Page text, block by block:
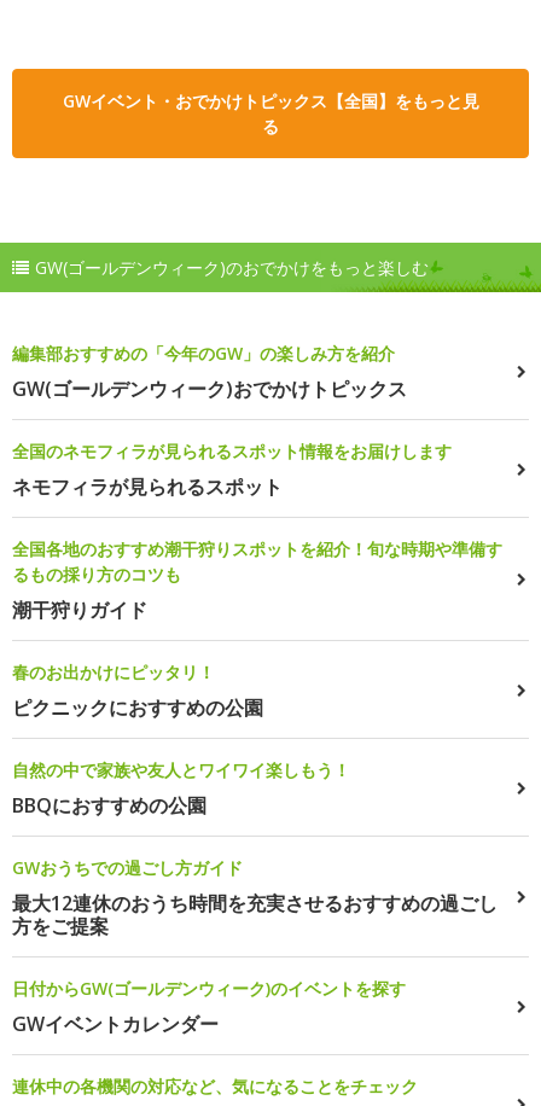
GWイベント・おでかけトピックス【全国】をもっと見
る
GW(ゴールデンウィーク)のおでかけをもっと楽しむ
編集部おすすめの「今年のGW」の楽しみ方を紹介
GW(ゴールデンウィーク)おでかけトピックス
全国のネモフィラが見られるスポット情報をお届けします
ネモフィラが見られるスポット
全国各地のおすすめ潮干狩りスポットを紹介！旬な時期や準備す
るもの採り方のコツも
潮干狩りガイド
春のお出かけにピッタリ！
ピクニックにおすすめの公園
自然の中で家族や友人とワイワイ楽しもう！
BBQにおすすめの公園
GWおうちでの過ごし方ガイド
最大12連休のおうち時間を充実させるおすすめの過ごし
方をご提案
日付からGW(ゴールデンウィーク)のイベントを探す
GWイベントカレンダー
連休中の各機関の対応など、気になることをチェック